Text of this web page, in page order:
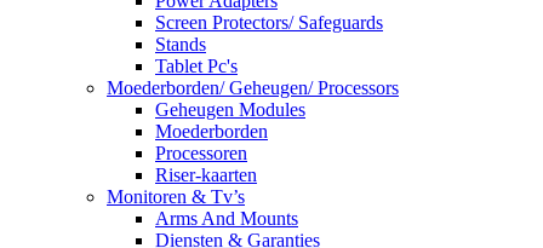
Screen Protectors/ Safeguards
Stands
Tablet Pc's
Moederborden/ Geheugen/ Processors
Geheugen Modules
Moederborden
Processoren
Riser-kaarten
Monitoren & Tv’s
Arms And Mounts
Diensten & Garanties